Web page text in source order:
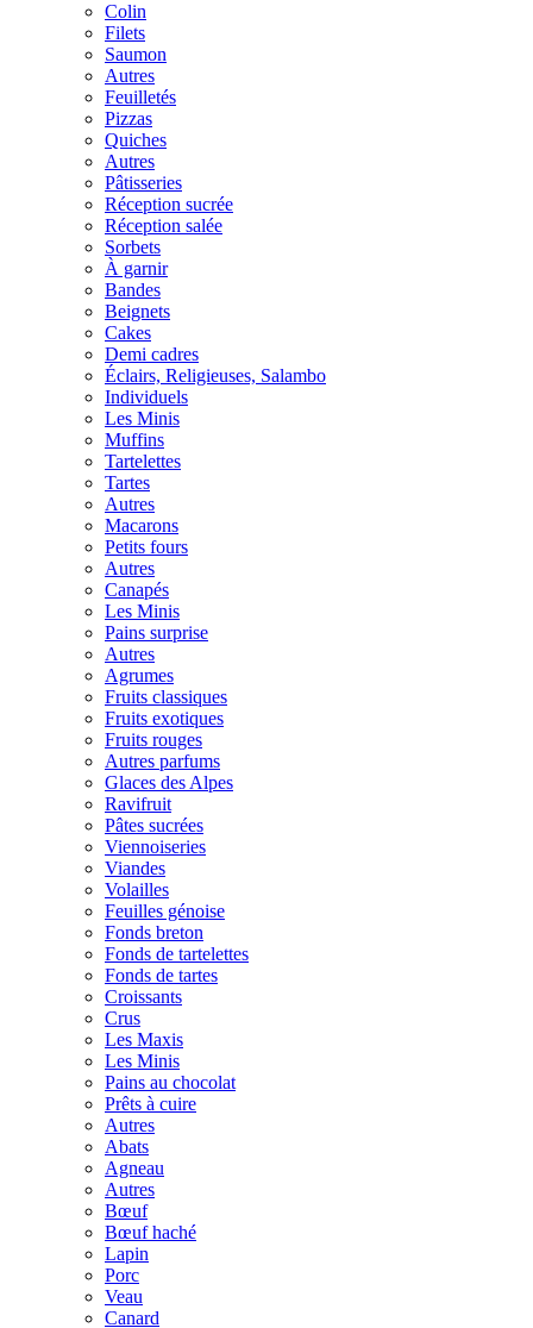
Colin
Filets
Saumon
Autres
Feuilletés
Pizzas
Quiches
Autres
Pâtisseries
Réception sucrée
Réception salée
Sorbets
À garnir
Bandes
Beignets
Cakes
Demi cadres
Éclairs, Religieuses, Salambo
Individuels
Les Minis
Muffins
Tartelettes
Tartes
Autres
Macarons
Petits fours
Autres
Canapés
Les Minis
Pains surprise
Autres
Agrumes
Fruits classiques
Fruits exotiques
Fruits rouges
Autres parfums
Glaces des Alpes
Ravifruit
Pâtes sucrées
Viennoiseries
Viandes
Volailles
Feuilles génoise
Fonds breton
Fonds de tartelettes
Fonds de tartes
Croissants
Crus
Les Maxis
Les Minis
Pains au chocolat
Prêts à cuire
Autres
Abats
Agneau
Autres
Bœuf
Bœuf haché
Lapin
Porc
Veau
Canard